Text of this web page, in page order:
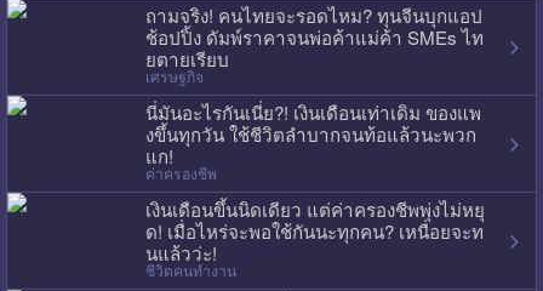
ถามจริง! คนไทยจะรอดไหม? ทุนจีนบุกแอป
ช้อปปิ้ง ดัมพ์ราคาจนพ่อค้าแม่ค้า SMEs ไท
ยตายเรียบ
เศรษฐกิจ
นี่มันอะไรกันเนี่ย?! เงินเดือนเท่าเดิม ของแพ
งขึ้นทุกวัน ใช้ชีวิตลำบากจนท้อแล้วนะพวก
แก!
ค่าครองชีพ
เงินเดือนขึ้นนิดเดียว แต่ค่าครองชีพพุ่งไม่หยุ
ด! เมื่อไหร่จะพอใช้กันนะทุกคน? เหนื่อยจะท
นแล้วว่ะ!
ชีวิตคนทำงาน